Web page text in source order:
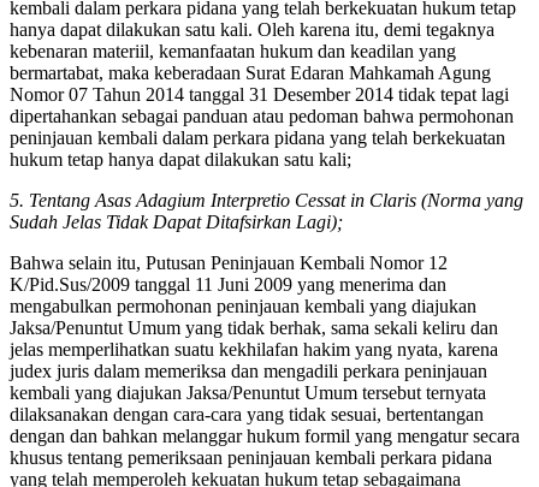
kembali dalam perkara pidana yang telah berkekuatan hukum tetap
hanya dapat dilakukan satu kali. Oleh karena itu, demi tegaknya
kebenaran materiil, kemanfaatan hukum dan keadilan yang
bermartabat, maka keberadaan Surat Edaran Mahkamah Agung
Nomor 07 Tahun 2014 tanggal 31 Desember 2014 tidak tepat lagi
dipertahankan sebagai panduan atau pedoman bahwa permohonan
peninjauan kembali dalam perkara pidana yang telah berkekuatan
hukum tetap hanya dapat dilakukan satu kali;
5. Tentang Asas Adagium Interpretio Cessat in Claris (Norma yang
Sudah Jelas Tidak Dapat Ditafsirkan Lagi);
Bahwa selain itu, Putusan Peninjauan Kembali Nomor 12
K/Pid.Sus/2009 tanggal 11 Juni 2009 yang menerima dan
mengabulkan permohonan peninjauan kembali yang diajukan
Jaksa/Penuntut Umum yang tidak berhak, sama sekali keliru dan
jelas memperlihatkan suatu kekhilafan hakim yang nyata, karena
judex juris dalam memeriksa dan mengadili perkara peninjauan
kembali yang diajukan Jaksa/Penuntut Umum tersebut ternyata
dilaksanakan dengan cara-cara yang tidak sesuai, bertentangan
dengan dan bahkan melanggar hukum formil yang mengatur secara
khusus tentang pemeriksaan peninjauan kembali perkara pidana
yang telah memperoleh kekuatan hukum tetap sebagaimana